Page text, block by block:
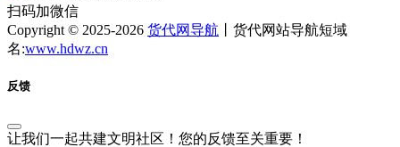
扫码加微信
Copyright © 2025-2026 货代网导航 丨货代网站导航短域
名:www.hdwz.cn
反馈
让我们一起共建文明社区！您的反馈至关重要！